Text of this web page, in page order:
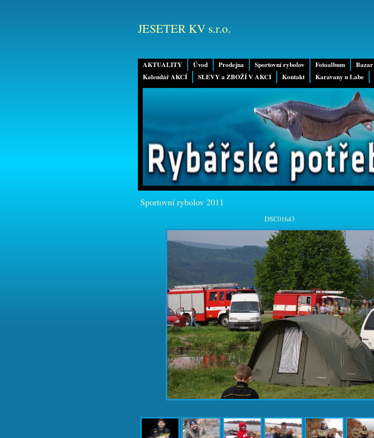
AKTUALITY Úvod Prodejna Sportovní rybolov Fotoalbum Bazar
Kalendář AKCÍ
SLEVY a ZBOŽÍ V AKCI Kontakt Karavany u Labe
JESETER KV s.r.o.
Sportovní rybolov 2011
DSC01643